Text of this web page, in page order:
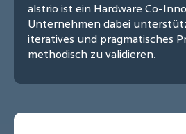
alstrio ist ein Hardware Co-
Unternehmen dabei
iteratives und pragmatisches
methodisch zu validieren.